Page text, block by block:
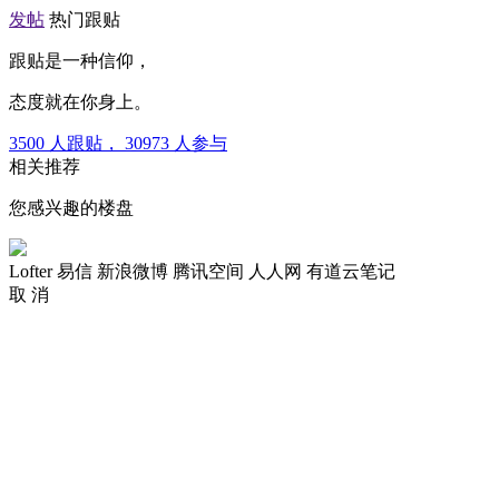
发帖 热门跟贴
跟贴是一种信仰，
态度就在你身上。
3500 人跟贴， 30973 人参与
相关推荐
您感兴趣的楼盘
Lofter 易信 新浪微博 腾讯空间 人人网 有道云笔记
取 消